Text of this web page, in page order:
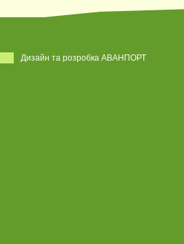
Дизайн та розробка АВАНПОРТ